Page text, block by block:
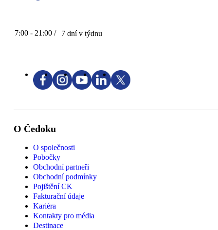
7:00 - 21:00 / 7 dní v týdnu
O Čedoku
O společnosti
Pobočky
Obchodní partneři
Obchodní podmínky
Pojištění CK
Fakturační údaje
Kariéra
Kontakty pro média
Destinace